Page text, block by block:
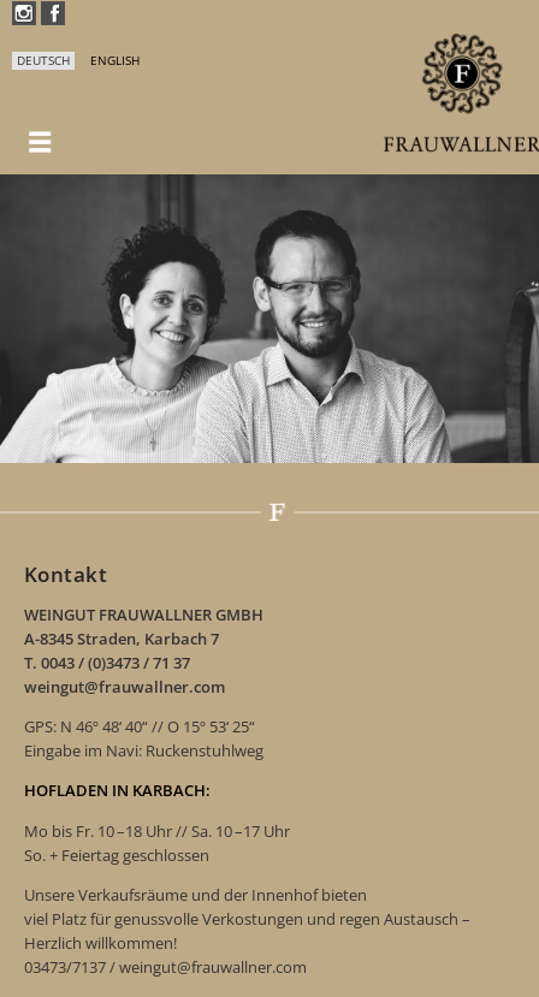
DEUTSCH ENGLISH
Kontakt
WEINGUT FRAUWALLNER GMBH
A-8345 Straden, Karbach 7
T. 0043 / (0)3473 / 71 37
weingut@frauwallner.com
GPS: N 46º 48‘ 40“ // O 15º 53‘ 25“
Eingabe im Navi: Ruckenstuhlweg
HOFLADEN IN KARBACH:
Mo bis Fr. 10 –18 Uhr // Sa. 10 –17 Uhr
So. + Feiertag geschlossen
Unsere Verkaufsräume und der Innenhof bieten
viel Platz für genussvolle Verkostungen und regen Austausch –
Herzlich willkommen!
03473/7137 / weingut@frauwallner.com